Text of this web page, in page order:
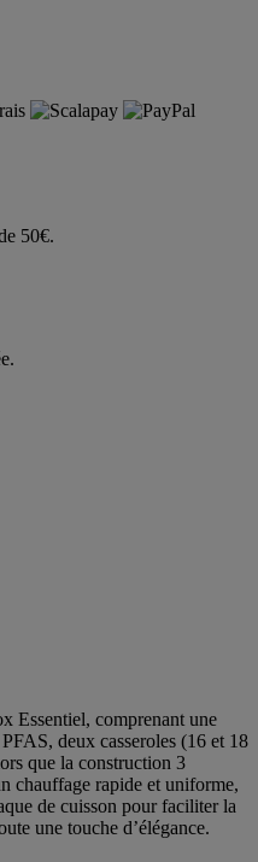
50€.
Essentiel, comprenant une
deux casseroles (16 et 18
que la construction 3
chauffage rapide et uniforme,
de cuisson pour faciliter la
une touche d’élégance.